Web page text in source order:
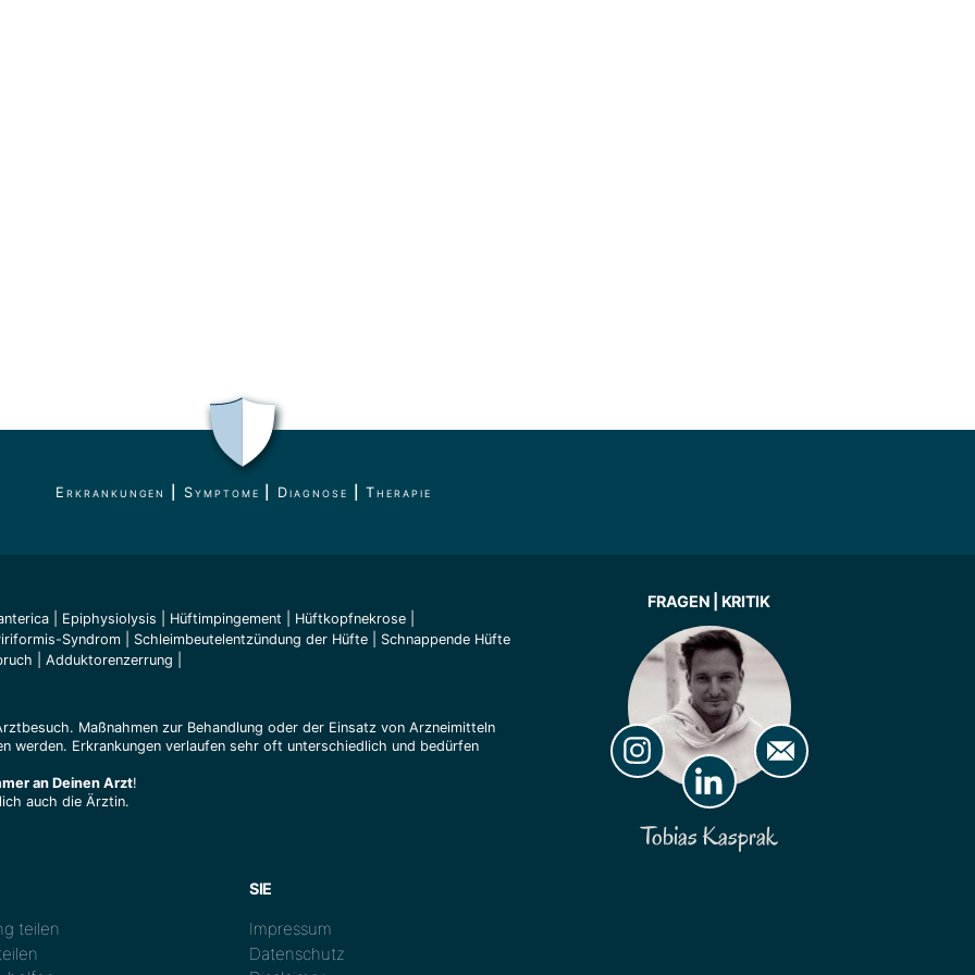
Erkrankungen Symptome Diagnose |Therapie
Epiphysiolysis Hüftimpingement Hüftkopfnekrose
Syndrom Schleimbeutelentzündung der Hüfte
Schnappende Hüfte
Adduktorenzerrung
Maßnahmen zur Behandlung oder der Einsatz von Arzneimitteln
werden. Erkrankungen verlaufen sehr oft unterschiedlich und bedürfen
an Deinen Arzt!
auch die Ärztin.
teilen
SIE
Impressum
Datenschutz
FRAGEN | KRITIK
Tobias Kasprak